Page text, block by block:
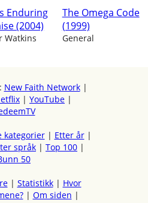
Enduring
(2004)
Watkins
The Omega Code
(1999)
General
New Faith Network|
| YouTube |
kategorier| Etter år|
språk | Top 100 |
50
| Statistikk| Hvor
| Om siden |